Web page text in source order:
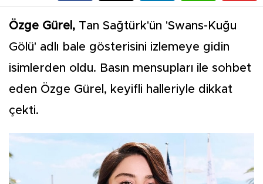
Özge Gürel, Tan Sağtürk'ün 'Swans-Kuğu
Gölü' adlı bale gösterisini izlemeye gidin
isimlerden oldu. Basın mensupları ile sohbet
eden Özge Gürel, keyifli halleriyle dikkat
çekti.